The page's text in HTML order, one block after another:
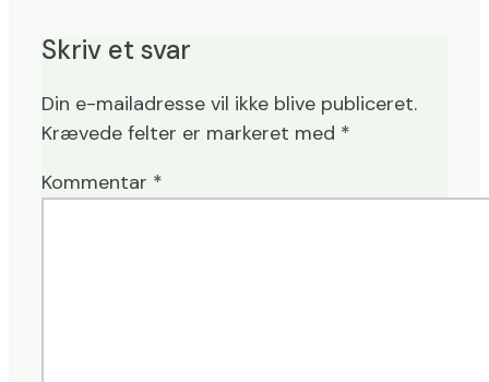
Skriv et svar
Din e-mailadresse vil ikke blive publiceret.
Krævede felter er markeret med *
Kommentar *